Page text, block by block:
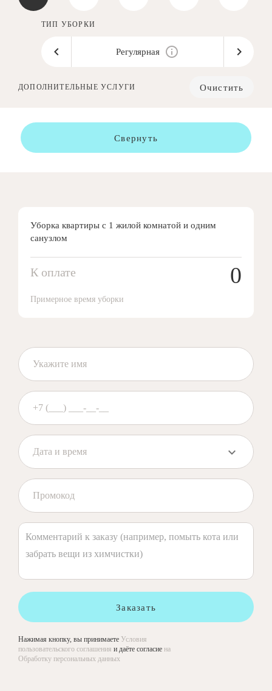
ТИП УБОРКИ
Регулярная
ДОПОЛНИТЕЛЬНЫЕ УСЛУГИ Очистить
Свернуть
Уборка квартиры с 1 жилой комнатой и одним
санузлом
К оплате 0
Примерное время уборки
Заказать
Нажимая кнопку, вы принимаете Условия
пользовательского соглашения и даёте согласие на
Обработку персональных данных